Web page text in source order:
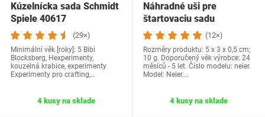
Kúzelnícka sada Schmidt
Spiele 40617
(29×)
Minimální věk [roky]: 5 Bibi
Blocksberg, Hexperimenty,
kouzelná krabice, experimenty
Experimenty pro crafting,…
4 kusy na sklade
Náhradné uši pre
štartovaciu sadu
Toniebox Tonie Figure…
(12×)
Rozměry produktu: 5 x 3 x 0,5 cm;
10 g. Doporučený věk výrobce: 24
měsíců - 5 let. Číslo modelu: neier.
Model: Neier.…
4 kusy na sklade